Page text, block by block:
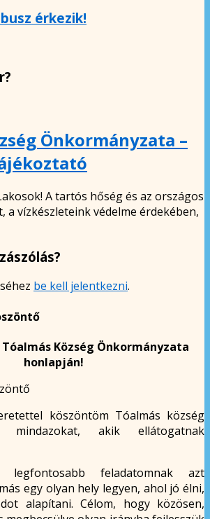
érkezik!
Önkormányzata –
A tartós hőség és az országos
a vízkészleteink védelme érdekében,
be kell jelentkezni.
Község Önkormányzata
honlapján!
köszöntöm Tóalmás község
mindazokat, akik ellátogatnak
legfontosabb feladatomnak azt
egy olyan hely legyen, ahol jó élni,
alapítani. Célom, hogy közösen,